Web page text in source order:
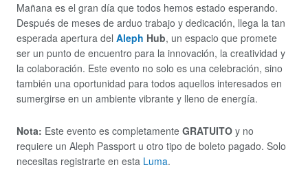
Mañana es el gran día que todos hemos estado esperando.
Después de meses de arduo trabajo y dedicación, llega la tan
esperada apertura del Aleph Hub, un espacio que promete
ser un punto de encuentro para la innovación, la creatividad y
la colaboración. Este evento no solo es una celebración, sino
también una oportunidad para todos aquellos interesados en
sumergirse en un ambiente vibrante y lleno de energía.
Nota: Este evento es completamente GRATUITO y no
requiere un Aleph Passport u otro tipo de boleto pagado. Solo
necesitas registrarte en esta Luma.